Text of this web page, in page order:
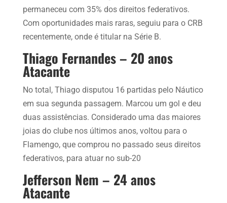
permaneceu com 35% dos direitos federativos.
Com oportunidades mais raras, seguiu para o CRB
recentemente, onde é titular na Série B.
Thiago Fernandes – 20 anos
Atacante
No total, Thiago disputou 16 partidas pelo Náutico
em sua segunda passagem. Marcou um gol e deu
duas assistências. Considerado uma das maiores
joias do clube nos últimos anos, voltou para o
Flamengo, que comprou no passado seus direitos
federativos, para atuar no sub-20
Jefferson Nem – 24 anos
Atacante